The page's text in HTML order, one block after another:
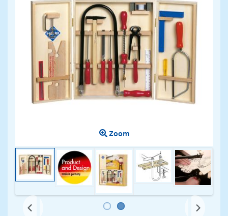
Zoom
Next